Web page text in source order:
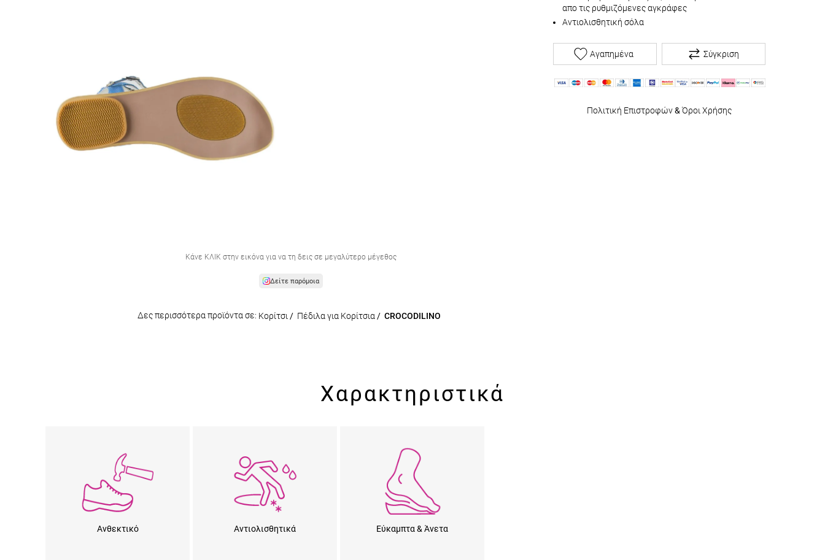
Κάνε ΚΛΙΚ στην εικόνα για να τη δεις σε μεγαλύτερο μέγεθος
Δείτε παρόμοια
Δες περισσότερα προϊόντα σε: Κορίτσι / Πέδιλα για Κορίτσια / CROCODILINO
απο τις ρυθμιζόμενες αγκράφες
Αντιολισθητική σόλα
Αγαπημένα Σύγκριση
Πολιτική Επιστροφών&Όροι Χρήσης
Χαρακτηριστικά
Ανθεκτικό Αντιολισθητικά Εύκαμπτα & Άνετα